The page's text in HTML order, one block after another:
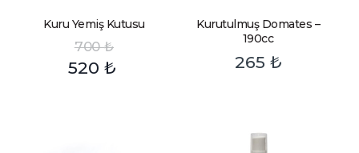
Kuru Yemiş Kutusu
700₺
520 ₺
Kurutulmuş Domates –
190cc
265 ₺